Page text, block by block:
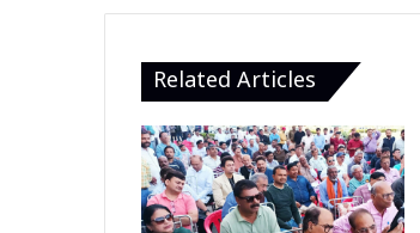
Related Articles